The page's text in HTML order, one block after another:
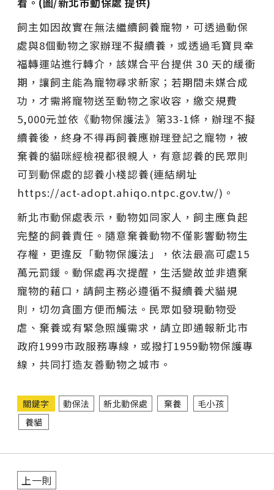
飼主如因故實在無法繼續飼養寵物，可透過動保
處與8個動物之家辦理不擬續養，或透過毛寶貝幸
福轉運站進行轉介，該媒合平台提供 30 天的緩衝
期，讓飼主能為寵物尋求新家；若期間未媒合成
功，才需將寵物送至動物之家收容，繳交規費
5,000元並依《動物保護法》第33-1條，辦理不擬
續養後，終身不得再飼養應辦理登記之寵物，被
棄養的貓咪經檢視都很親人，有意認養的民眾則
可到動保處的認養小棧認養(連結網址
https://act-adopt.ahiqo.ntpc.gov.tw/)。
新北市動保處表示，動物如同家人，飼主應負起
完整的飼養責任。隨意棄養動物不僅影響動物生
存權，更違反「動物保護法」，依法最高可處15
萬元罰鍰。動保處再次提醒，生活變故並非遺棄
寵物的藉口，請飼主務必遵循不擬續養犬貓規
則，切勿貪圖方便而觸法。民眾如發現動物受
虐、棄養或有緊急照護需求，請立即通報新北市
政府1999市政服務專線，或撥打1959動物保護專
線，共同打造友善動物之城市。
關鍵字 動保法 新北動保處 棄養
毛小孩
養貓
上一則